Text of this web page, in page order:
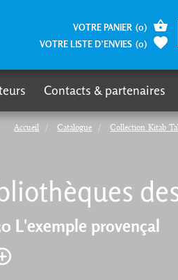
Accueil Catalogue Collection Kitab
L'exemple provençal
VOTRE PANIER (0)
VOTRE LISTE D’ENVIES (0)
Contacts & partenaires